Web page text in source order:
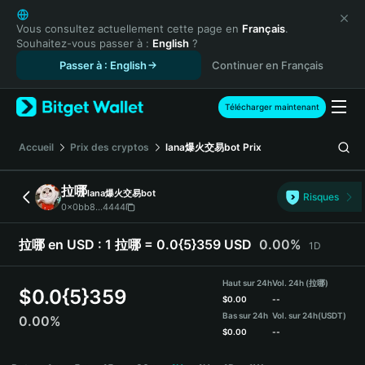
English
日本語
Tiếng Việt
Español (Latinoamérica)
Türkçe
Français
Deutsch
简体中文
繁體中文
Português (Portugal)
Bahasa Indonesia
ภาษาไทย
Español
Español (Argentina)
Vous consultez actuellement cette page en Français.
Souhaitez-vous passer à : English ?
Passer à : English
Continuer en Français
Télécharger maintenant
Accueil Prix des cryptos lana爆火交易bot Prix
拉哪lana爆火交易bot
0x0bb8...4444
Risques
拉哪 en USD : 1 拉哪 = 0.0{5}359 USD 0.00% 1D
$0.0{5}359
0.00%
Haut sur 24h
$0.00
Bas sur 24h
$0.00
Vol. 24h (拉哪)
--
Vol. sur 24h(USDT)
--